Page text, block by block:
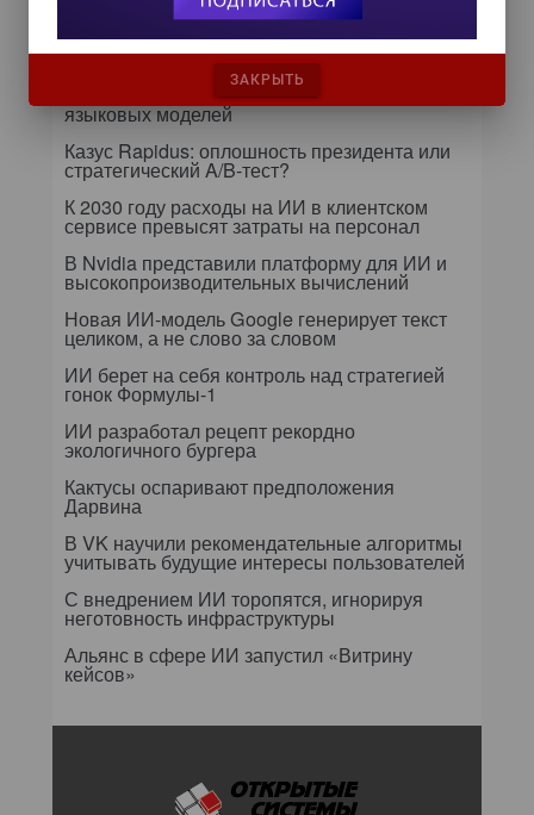
данными — 2026» обсудят подготовку
данных к ИИ и новые этапы
импортозамещения
Т-Банк оптимизирует процессы дообучения
языковых моделей
Казус Rapidus: оплошность президента или
стратегический A/B-тест?
К 2030 году расходы на ИИ в клиентском
сервисе превысят затраты на персонал
В Nvidia представили платформу для ИИ и
высокопроизводительных вычислений
Новая ИИ-модель Google генерирует текст
целиком, а не слово за словом
ИИ берет на себя контроль над стратегией
гонок Формулы-1
ИИ разработал рецепт рекордно
экологичного бургера
Кактусы оспаривают предположения
Дарвина
В VK научили рекомендательные алгоритмы
учитывать будущие интересы пользователей
С внедрением ИИ торопятся, игнорируя
неготовность инфраструктуры
Альянс в сфере ИИ запустил «Витрину
кейсов»
ЗАКРЫТЬ